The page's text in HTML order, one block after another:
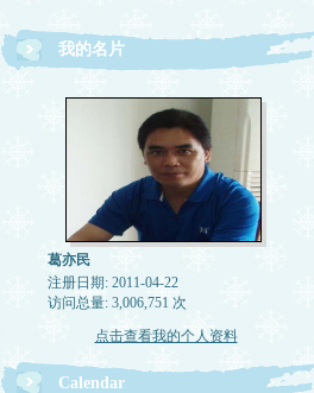
我的名片
葛亦民
注册日期: 2011-04-22
访问总量: 3,006,751 次
点击查看我的个人资料
Calendar